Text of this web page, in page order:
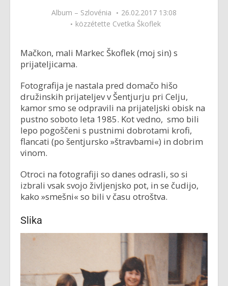
Album – Szlovénia
26.02.2017 13:08
közzétette Cvetka Škoflek
Mačkon, mali Markec Škoflek (moj sin) s
prijateljicama.
Fotografija je nastala pred domačo hišo
družinskih prijateljev v Šentjurju pri Celju,
kamor smo se odpravili na prijateljski obisk na
pustno soboto leta 1985. Kot vedno, smo bili
lepo pogoščeni s pustnimi dobrotami krofi,
flancati (po šentjursko »štravbami«) in dobrim
vinom.
Otroci na fotografiji so danes odrasli, so si
izbrali vsak svojo življenjsko pot, in se čudijo,
kako »smešni« so bili v času otroštva.
Slika